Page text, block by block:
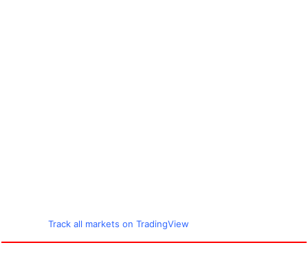
Track all markets on TradingView